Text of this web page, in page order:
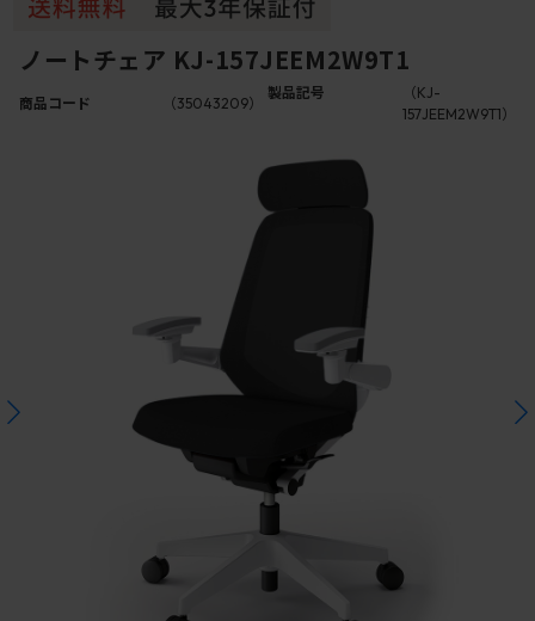
ノートチェア KJ-157JEEM2W9T1
商品コード （35043209）
製品記号
（KJ-
157JEEM2W9T1）